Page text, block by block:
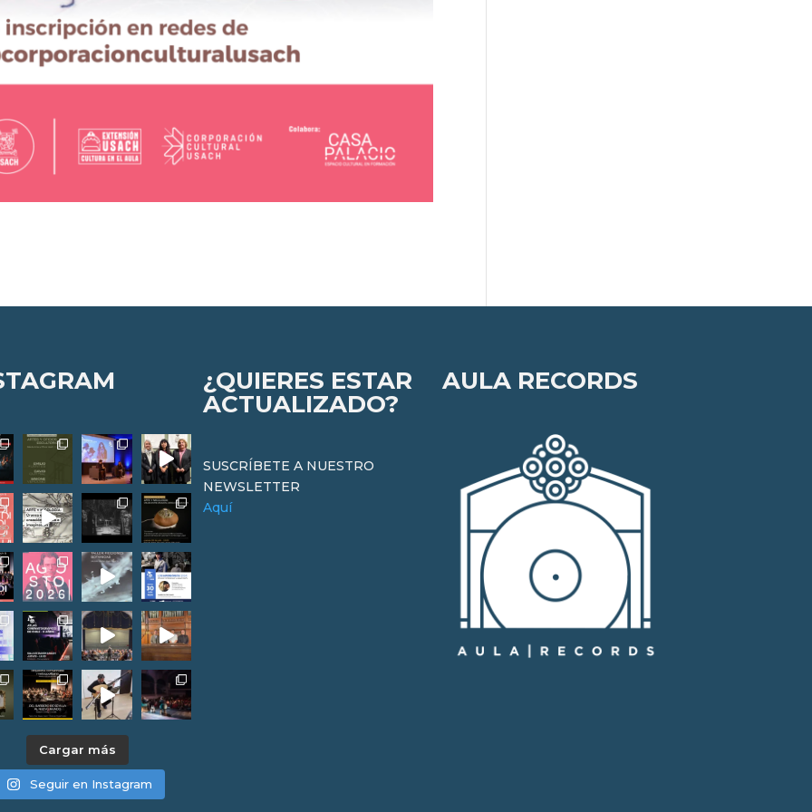
Cargar más
Seguir en Instagram
¿QUIERES ESTAR
ACTUALIZADO?
SUSCRÍBETE A NUESTRO
NEWSLETTER
Aquí
AULA RECORDS